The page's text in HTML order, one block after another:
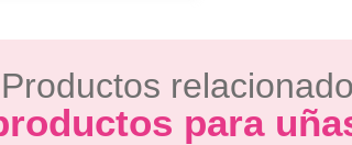
Productos
para